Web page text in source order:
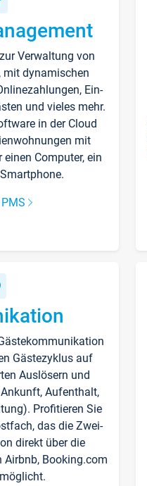
Verwaltung von
mit dynamischen
Ein-
und vieles mehr.
in der Cloud
mit
Computer, ein
Gästezyklus auf
Auslösern und
Aufenthalt,
Profitieren Sie
das die Zwei-
direkt über die
Airbnb, Booking.com